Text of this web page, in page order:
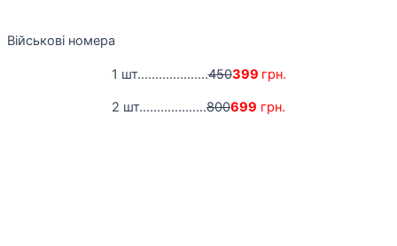
Військові номера
1 шт....................450399 грн.
2 шт...................800699 грн.